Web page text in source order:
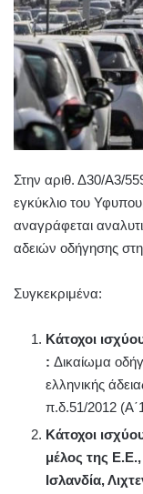
Στην αριθ. Δ30/Α3/
εγκύκλιο του
αναγράφεται
αδειών οδήγησης
Συγκεκριμένα:
Κάτοχοι
: Δικαίωμα
ελληνικής
π.δ.51/2012
Κάτοχοι
μέλος της
Ισλανδία,